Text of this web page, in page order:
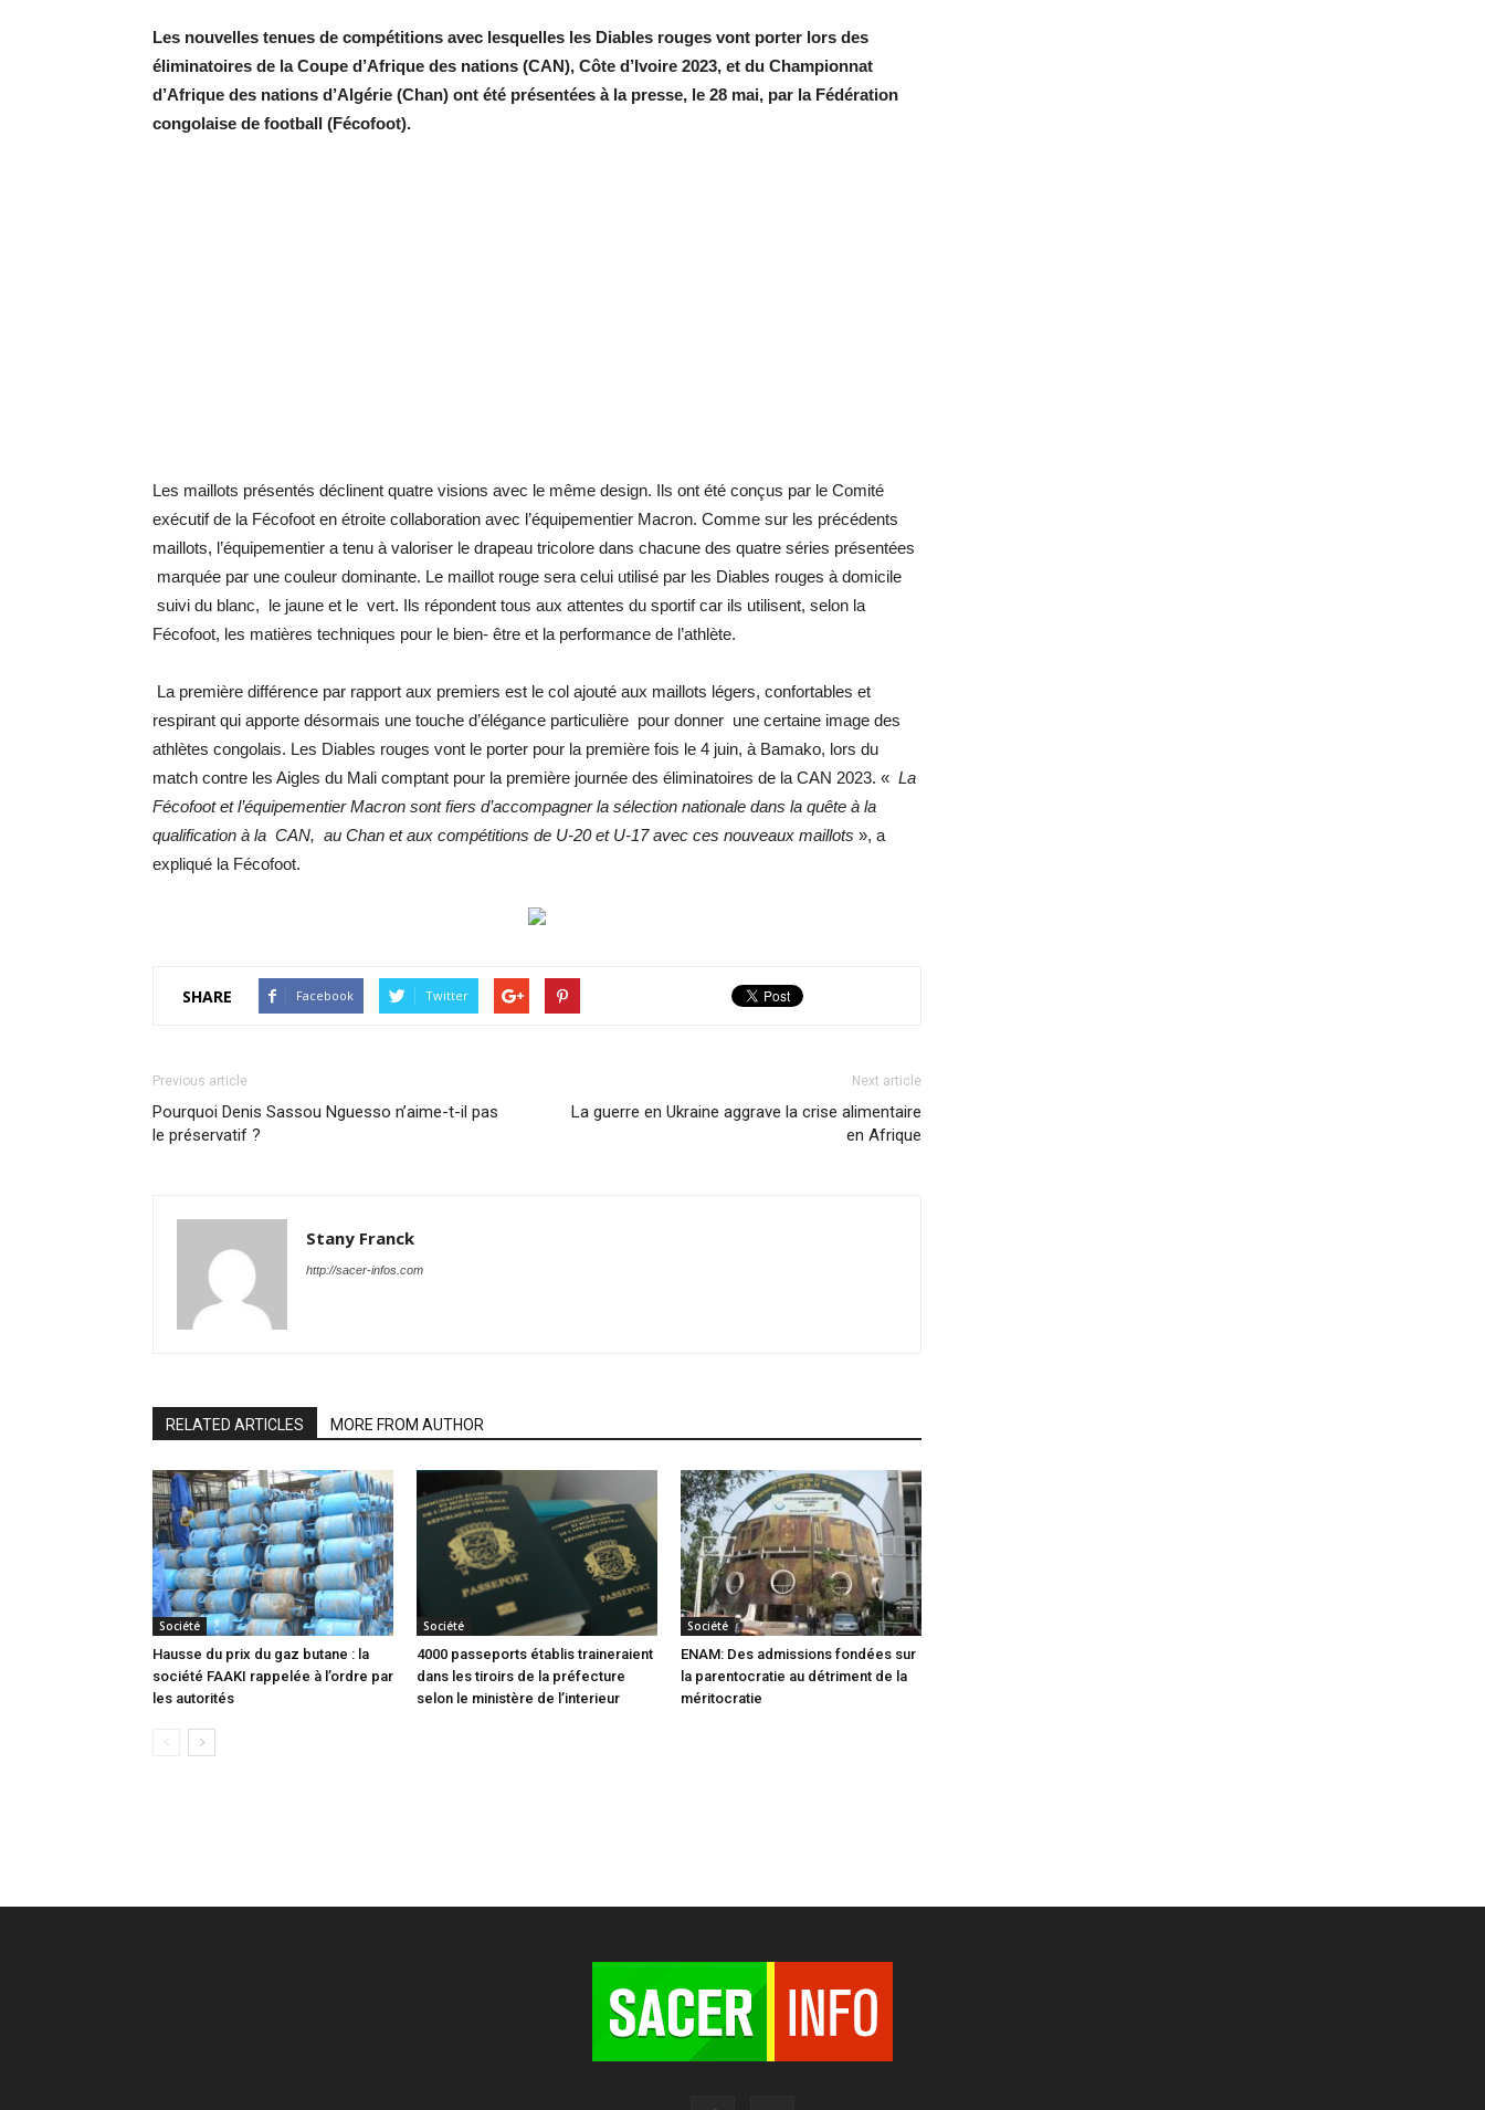
Les nouvelles tenues de compétitions avec lesquelles les Diables rouges vont porter lors des
éliminatoires de la Coupe d’Afrique des nations (CAN), Côte d’Ivoire 2023, et du Championnat
d’Afrique des nations d’Algérie (Chan) ont été présentées à la presse, le 28 mai, par la Fédération
congolaise de football (Fécofoot).
Les maillots présentés déclinent quatre visions avec le même design. Ils ont été conçus par le Comité
exécutif de la Fécofoot en étroite collaboration avec l’équipementier Macron. Comme sur les précédents
maillots, l’équipementier a tenu à valoriser le drapeau tricolore dans chacune des quatre séries présentées
marquée par une couleur dominante. Le maillot rouge sera celui utilisé par les Diables rouges à domicile
suivi du blanc, le jaune et le vert. Ils répondent tous aux attentes du sportif car ils utilisent, selon la
Fécofoot, les matières techniques pour le bien- être et la performance de l’athlète.
La première différence par rapport aux premiers est le col ajouté aux maillots légers, confortables et
respirant qui apporte désormais une touche d’élégance particulière pour donner une certaine image des
athlètes congolais. Les Diables rouges vont le porter pour la première fois le 4 juin, à Bamako, lors du
match contre les Aigles du Mali comptant pour la première journée des éliminatoires de la CAN 2023. « La
Fécofoot et l’équipementier Macron sont fiers d’accompagner la sélection nationale dans la quête à la
qualification à la CAN, au Chan et aux compétitions de U-20 et U-17 avec ces nouveaux maillots », a
expliqué la Fécofoot.
SHARE Facebook Twitter
Previous article
Pourquoi Denis Sassou Nguesso n’aime-t-il pas
le préservatif ?
Next article
La guerre en Ukraine aggrave la crise alimentaire
en Afrique
Stany Franck
http://sacer-infos.com
RELATED ARTICLES MORE FROM AUTHOR
Société
Hausse du prix du gaz butane : la
société FAAKI rappelée à l’ordre par
les autorités
Société
4000 passeports établis traineraient
dans les tiroirs de la préfecture
selon le ministère de l’interieur
Société
ENAM: Des admissions fondées sur
la parentocratie au détriment de la
méritocratie